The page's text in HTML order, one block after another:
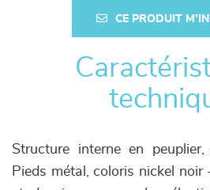
CE PRODUIT
Structure interne en
Pieds métal, coloris nickel noir